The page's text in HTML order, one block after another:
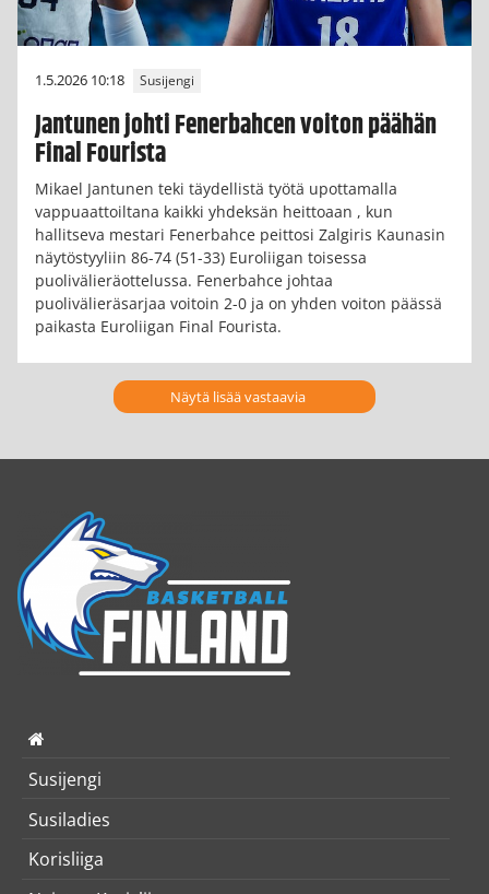
1.5.2026 10:18 Susijengi
Jantunen johti Fenerbahcen voiton päähän
Final Fourista
Mikael Jantunen teki täydellistä työtä upottamalla
vappuaattoiltana kaikki yhdeksän heittoaan , kun
hallitseva mestari Fenerbahce peittosi Zalgiris Kaunasin
näytöstyyliin 86-74 (51-33) Euroliigan toisessa
puolivälieräottelussa. Fenerbahce johtaa
puolivälieräsarjaa voitoin 2-0 ja on yhden voiton päässä
paikasta Euroliigan Final Fourista.
Näytä lisää vastaavia
Susijengi
Susiladies
Korisliiga